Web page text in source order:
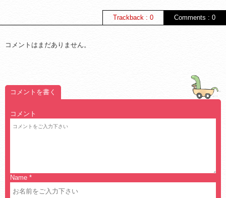
Comments : 0
Trackback : 0
コメントはまだありません。
コメントを書く
コメント
Name *